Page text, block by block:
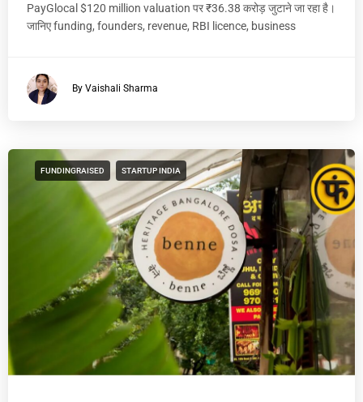
PayGlocal $120 million valuation पर ₹36.38 करोड़ जुटाने जा रहा है।
जानिए funding, founders, revenue, RBI licence, business
By Vaishali Sharma
FUNDINGRAISED STARTUP INDIA